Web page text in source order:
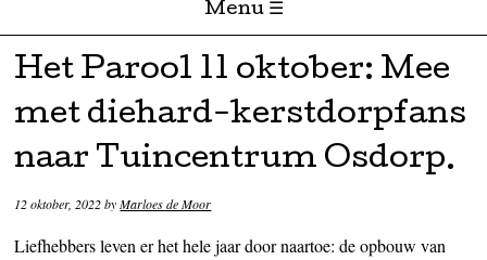
Menu ☰
Skip to content
Het Parool 11 oktober: Mee
met diehard-kerstdorpfans
naar Tuincentrum Osdorp.
12 oktober, 2022byMarloes de Moor
Liefhebbers leven er het hele jaar door naartoe: de opbouw van